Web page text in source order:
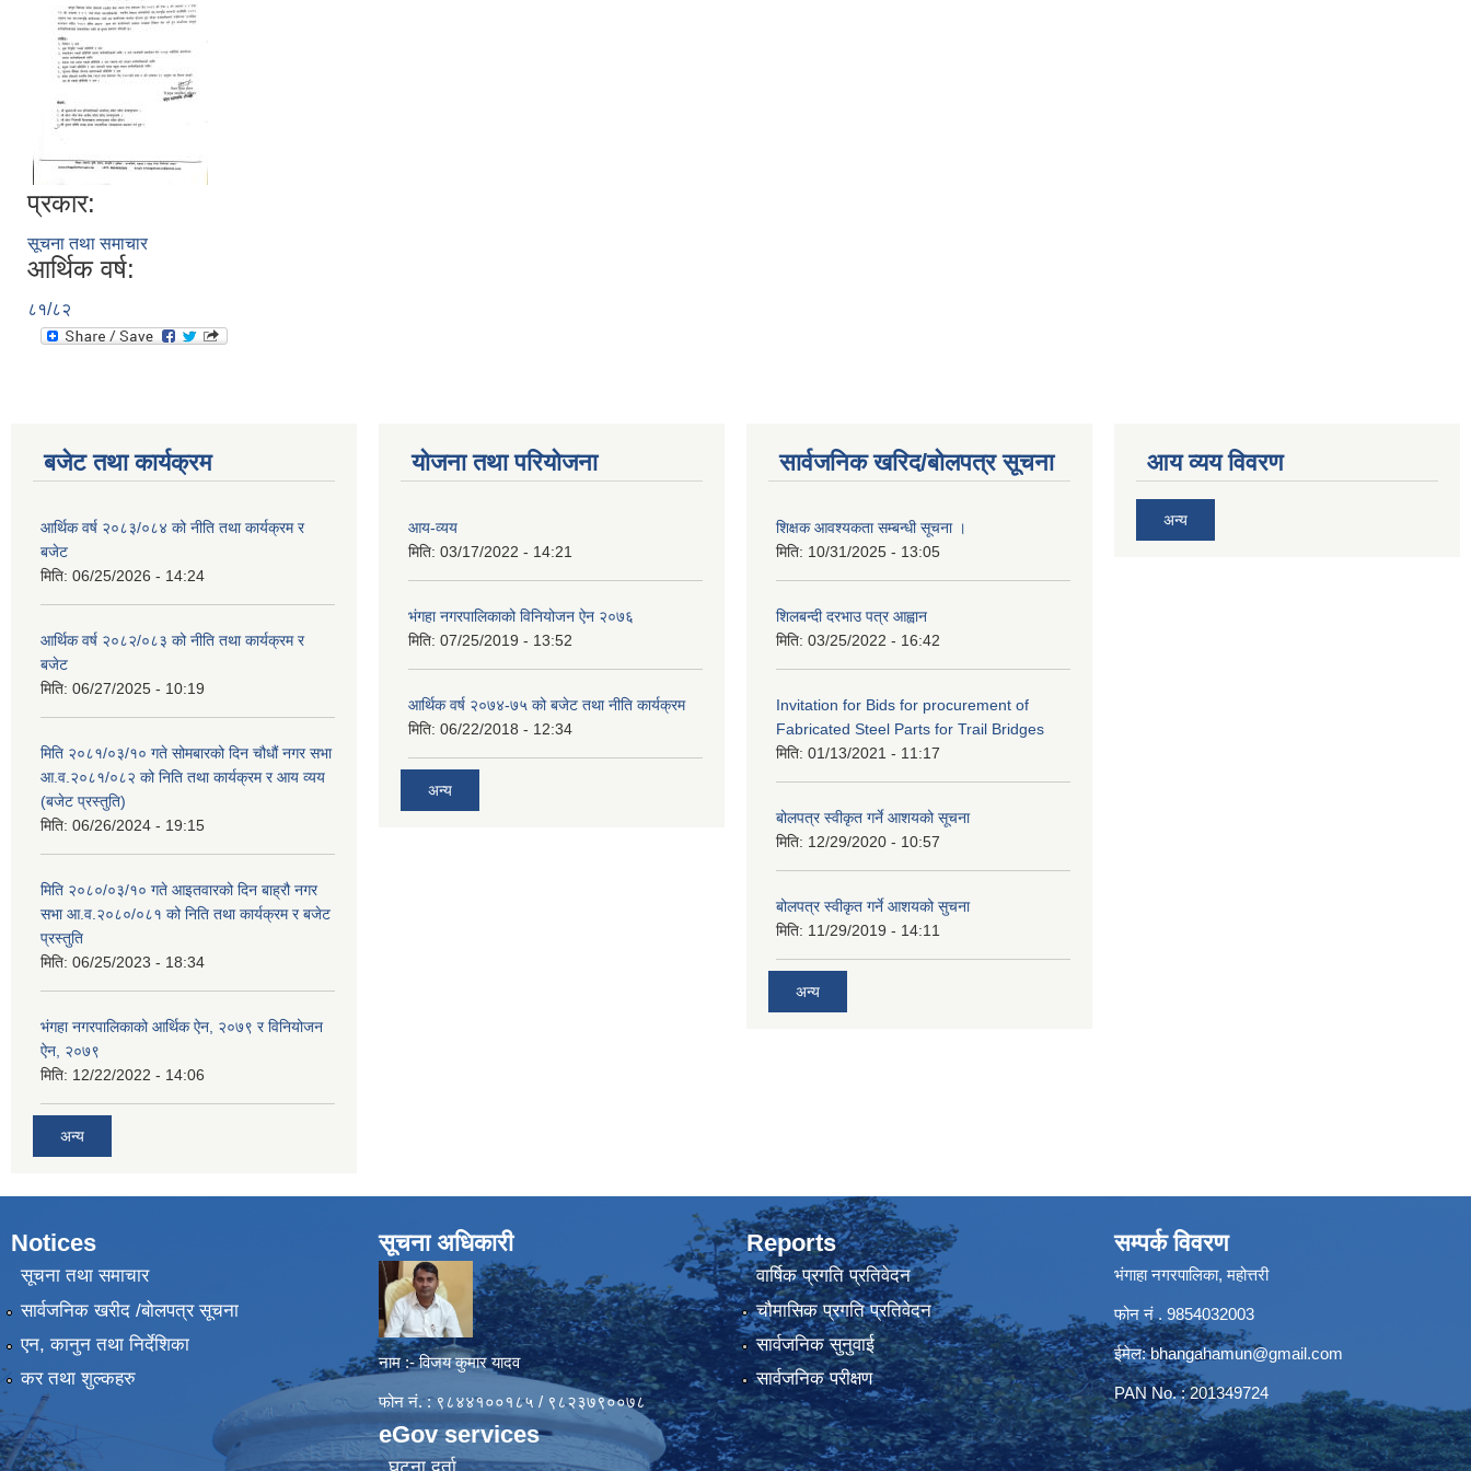
प्रकार:
सूचना तथा समाचार
आर्थिक वर्ष:
८१/८२
बजेट तथा कार्यक्रम
आर्थिक वर्ष २०८३/०८४ को नीति तथा कार्यक्रम र
बजेट
मिति: 06/25/2026 - 14:24
आर्थिक वर्ष २०८२/०८३ को नीति तथा कार्यक्रम र
बजेट
मिति: 06/27/2025 - 10:19
मिति २०८१/०३/१० गते सोमबारको दिन चौधौं नगर सभा
आ.व.२०८१/०८२ को निति तथा कार्यक्रम र आय व्यय
(बजेट प्रस्तुति)
मिति: 06/26/2024 - 19:15
मिति २०८०/०३/१० गते आइतवारको दिन बाह्रौ नगर
सभा आ.व.२०८०/०८१ को निति तथा कार्यक्रम र बजेट
प्रस्तुति
मिति: 06/25/2023 - 18:34
भंगहा नगरपालिकाको आर्थिक ऐन, २०७९ र विनियोजन
ऐन, २०७९
मिति: 12/22/2022 - 14:06
अन्य
योजना तथा परियोजना
आय-व्यय
मिति: 03/17/2022 - 14:21
भंगहा नगरपालिकाको विनियोजन ऐन २०७६
मिति: 07/25/2019 - 13:52
आर्थिक वर्ष २०७४-७५ को बजेट तथा नीति कार्यक्रम
मिति: 06/22/2018 - 12:34
अन्य
सार्वजनिक खरिद/बोलपत्र सूचना
शिक्षक आवश्यकता सम्बन्धी सूचना ।
मिति: 10/31/2025 - 13:05
शिलबन्दी दरभाउ पत्र आह्वान
मिति: 03/25/2022 - 16:42
Invitation for Bids for procurement of
Fabricated Steel Parts for Trail Bridges
मिति: 01/13/2021 - 11:17
बोलपत्र स्वीकृत गर्ने आशयको सूचना
मिति: 12/29/2020 - 10:57
बोलपत्र स्वीकृत गर्ने आशयको सुचना
मिति: 11/29/2019 - 14:11
अन्य
आय व्यय विवरण
अन्य
Notices
सूचना तथा समाचार
सार्वजनिक खरीद /बोलपत्र सूचना
एन, कानुन तथा निर्देशिका
कर तथा शुल्कहरु
सूचना अधिकारी
नाम :- विजय कुमार यादव
फोन नं. : ९८४४१००१८५ / ९८२३७९००७८
eGov services
Reports
वार्षिक प्रगति प्रतिवेदन
चौमासिक प्रगति प्रतिवेदन
सार्वजनिक सुनुवाई
सार्वजनिक परीक्षण
सम्पर्क विवरण
भंगाहा नगरपालिका, महोत्तरी
फोन नं . 9854032003
ईमेल:bhangahamun@gmail.com
PAN No. : 201349724